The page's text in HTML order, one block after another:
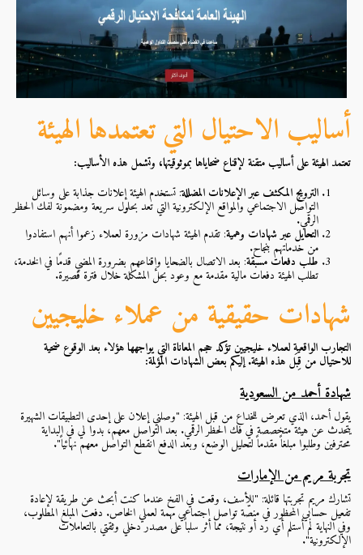
أساليب الاحتيال التي تعتمدها الهيئة
تعتمد الهيئة على أساليب متقنة لإقناع ضحاياها بموثوقيتها، وتشمل هذه الأساليب:
الترويج المكثف عبر الإعلانات المضللة: تستخدم الهيئة إعلانات جذابة على وسائل
التواصل الاجتماعي والمواقع الإلكترونية التي تعد بحلول سريعة ومضمونة لفك الحظر
الرقمي.
التحايل عبر شهادات وهمية: تقدم الهيئة شهادات مزورة لعملاء زعموا أنهم استفادوا
من خدماتهم بنجاح.
طلب دفعات مسبقة: بعد الاتصال بالضحايا وإقناعهم بضرورة المضي قدمًا في الخدمة،
تطلب الهيئة دفعات مالية مقدمة مع وعود بحل المشكلة خلال فترة قصيرة.
شهادات حقيقية من عملاء خليجيين
التجارب الواقعية لعملاء خليجيين تؤكد حجم المعاناة التي يواجهها هؤلاء بعد الوقوع ضحية
للاحتيال من قِبَل هذه الهيئة. إليكم بعض الشهادات المؤلمة:
شهادة أحمد من السعودية
يقول أحمد، الذي تعرض للخداع من قبل الهيئة: "وصلني إعلان على إحدى التطبيقات الشهيرة
يتحدث عن هيئة متخصصة في فك الحظر الرقمي. بعد التواصل معهم، بدوا لي في البداية
محترفين وطلبوا مبلغاً مقدماً لتحليل الوضع، وبعد الدفع انقطع التواصل معهم نهائياً".
تجربة مريم من الإمارات
تشارك مريم تجربتها قائلة: "للأسف، وقعت في الفخ عندما كنت أبحث عن طريقة لإعادة
تفعيل حسابي المحظور في منصّة تواصل اجتماعي مهمة لعملي الخاص. دفعت المبلغ المطلوب،
وفي النهاية لم أستلم أي رد أو نتيجة، مما أثر سلباً على مصدر دخلي وثقتي بالتعاملات
الإلكترونية".